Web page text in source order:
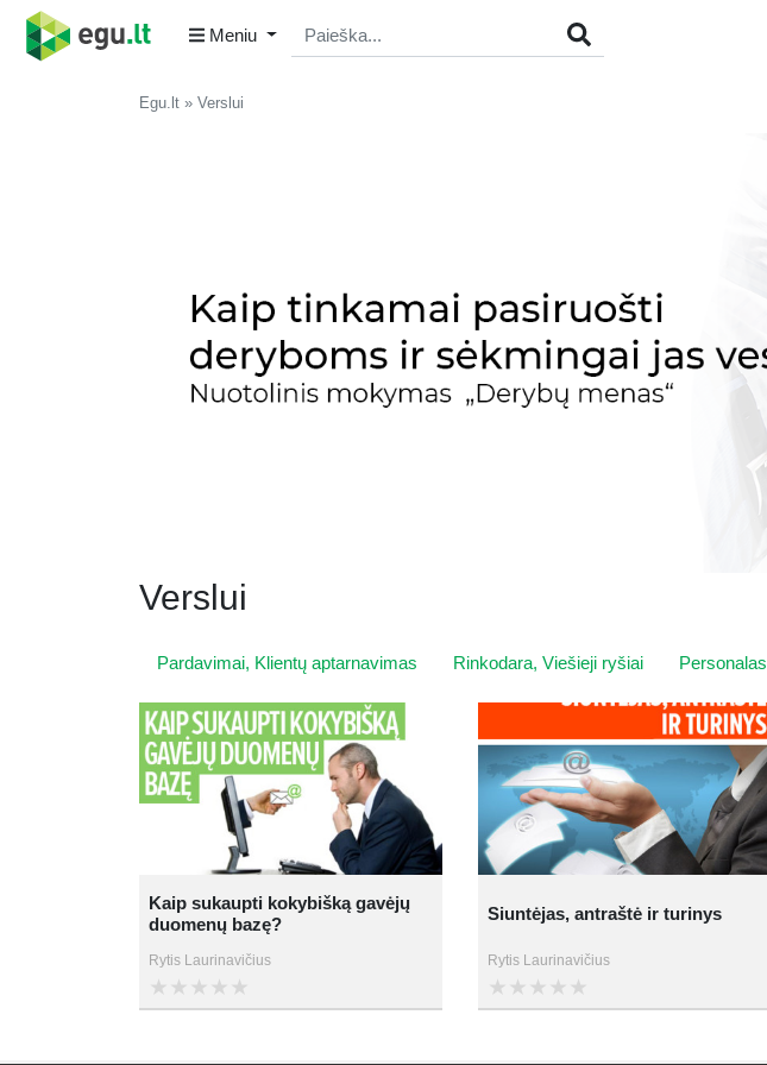
Meniu
Egu.lt Verslui
Verslui
Pardavimai, Klientų aptarnavimas Rinkodara, Viešieji ryšiai Personalas
Kaip sukaupti kokybišką gavėjų
duomenų bazę?
Rytis Laurinavičius
Siuntėjas, antraštė ir turinys
Rytis Laurinavičius